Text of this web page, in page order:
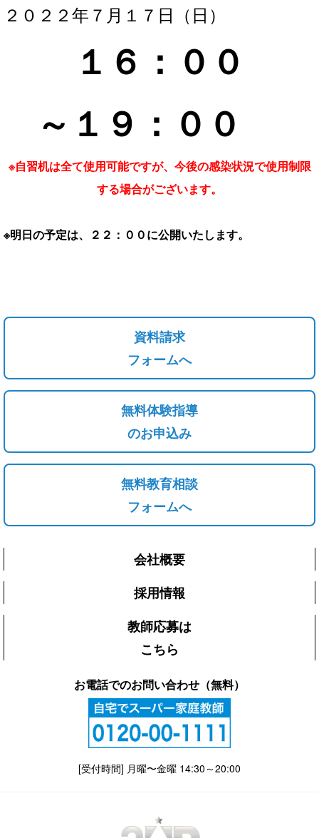
２０２２年７月１７ 日（日）
１６：０ ０
～１９ ：０ ０
※自習机は全て使用可能ですが、今後の感染状況で使用制限
する場合がございます。
※明日の予定は、２２：００に公開いたします。
資料請求
フォームへ
無料体験指導
のお申込み
無料教育相談
フォームへ
会社概要
採用情報
教師応募は
こちら
お電話でのお問い合わせ（無料）
[受付時間] 月曜〜金曜 14:30～20:00